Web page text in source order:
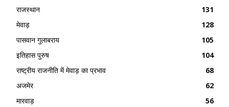
राजस्थान
131
मेवाड़
128
पासवान गुलाबराय
105
इतिहास पुरुष
104
राष्ट्रीय राजनीति में मेवाड़ का प्रभाव
68
अजमेर
62
मारवाड़
56